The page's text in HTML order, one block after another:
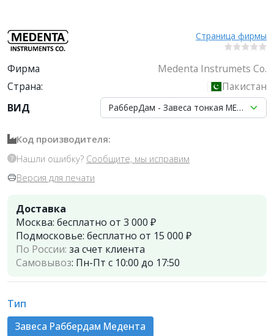
Страница фирмы
Фирма
Medenta Instrumets Co.
Страна:
Пакистан
ВИД
РабберДам - Завеса тонкая МЕДЕНТА
Код производителя:
Нашли ошибку? Сообщите, мы исправим
Версия для печати
Доставка
Москва: бесплатно от 3 000 ₽
Подмосковье: бесплатно от 15 000 ₽
По России: за счет клиента
Самовывоз: Пн-Пт с 10:00 до 17:50
Тип
Завеса Раббердам Медента